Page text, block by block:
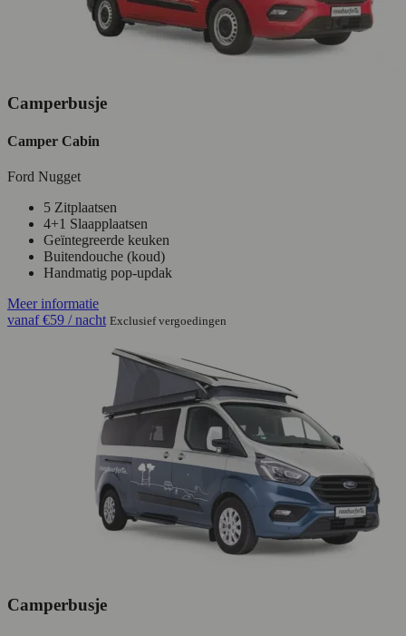
Camperbusje
Camper Cabin
Ford Nugget
5 Zitplaatsen
4+1 Slaapplaatsen
Geïntegreerde keuken
Buitendouche (koud)
Handmatig pop-updak
Meer informatie
vanaf€59 / nacht Exclusief vergoedingen
Camperbusje